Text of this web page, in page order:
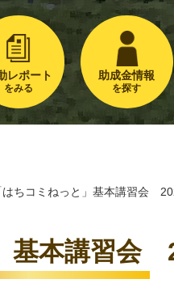
レポート
をみる
助成金情報
を探す
はちコミねっと」基本講習会
基本講習会